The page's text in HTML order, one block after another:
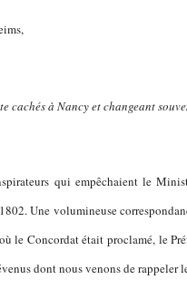
cachés à Nancy et changeant
qui empêchaient le
Une volumineuse
le Concordat était proclamé, le
dont nous venons de rappeler